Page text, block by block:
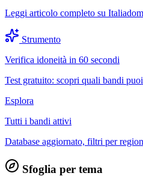
Leggi articolo completo su
Strumento
Verifica idoneità in 60 secondi
Test gratuito: scopri quali bandi
Esplora
Tutti i bandi attivi
Database aggiornato, filtri per
Sfoglia per tema